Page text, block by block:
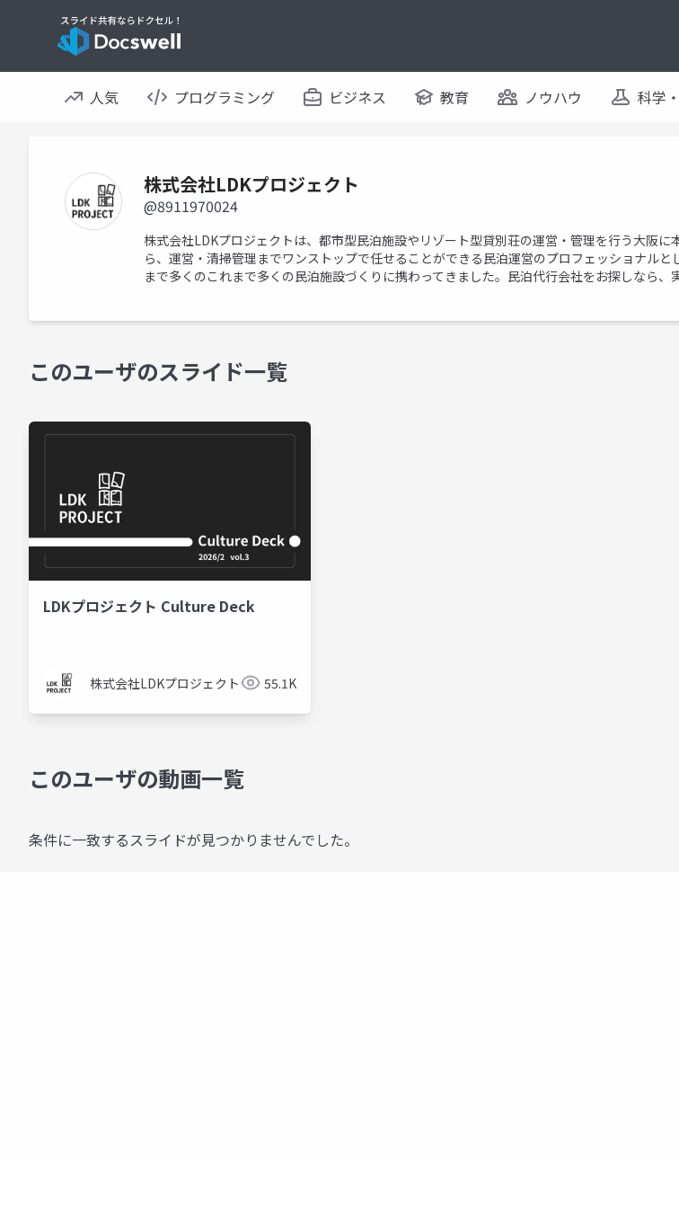
人気 プログラミング ビジネス 教育 ノウハウ 科学
株式会社LDKプロジェクト
@8911970024
株式会社LDKプロジェクトは、都市型民泊施設やリゾート型貸別荘の運営・管理を行う大阪
ら、運営・清掃管理までワンストップで任せることができる民泊運営のプロフェッショナル
まで多くのこれまで多くの民泊施設づくりに携わってきました。民泊代行会社をお探しなら
このユーザのスライド一覧
LDKプロジェクト Culture Deck
株式会社LDKプロジェクト 55.1K
このユーザの動画一覧
条件に一致するスライドが見つかりませんでした。